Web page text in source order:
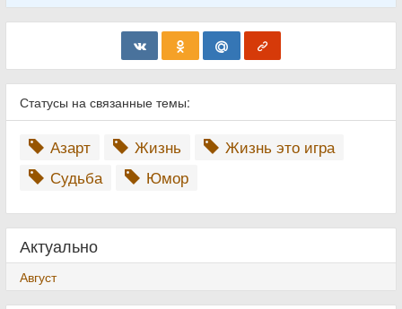
Статусы на связанные темы:
Азарт Жизнь
Жизнь это игра
Судьба
Юмор
Актуально
Август